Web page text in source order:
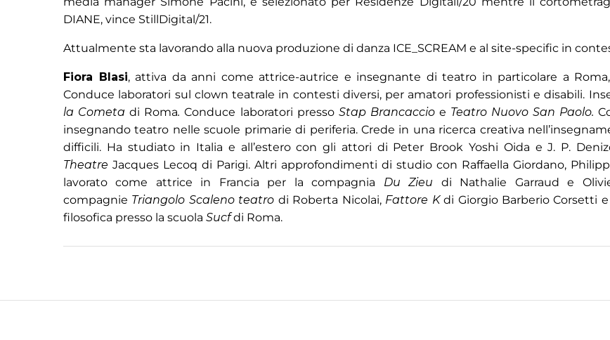
DIANE, vince StillDigital/21.
Attualmente sta lavorando alla nuova produzione di danza ICE_SCREAM e al site-specific in
Fiora Blasi, attiva da anni come attrice-autrice e insegnante di teatro in particolare a
Conduce laboratori sul clown teatrale in contesti diversi, per amatori professionisti e disabili.
la Cometadi Roma.Conduce laboratori presso Stap Brancaccioe Teatro Nuovo San Paolo.
insegnando teatro nelle scuole primarie di periferia. Crede in una ricerca creativa
difficili. Ha studiato in Italia e all’estero con gli attori di Peter Brook Yoshi Oida e J. P.
Theatre Jacques Lecoq di Parigi. Altri approfondimenti di studio con Raffaella Giordano,
lavorato come attrice in Francia per la compagnia Du Zieu di Nathalie Garraud e
compagnie Triangolo Scaleno teatro di Roberta Nicolai, Fattore Kdi Giorgio Barberio Corsetti e
filosofica presso la scuola Sucfdi Roma.